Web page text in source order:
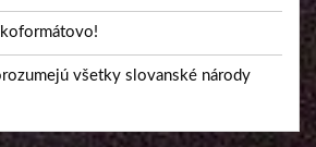
všetky slovanské národy